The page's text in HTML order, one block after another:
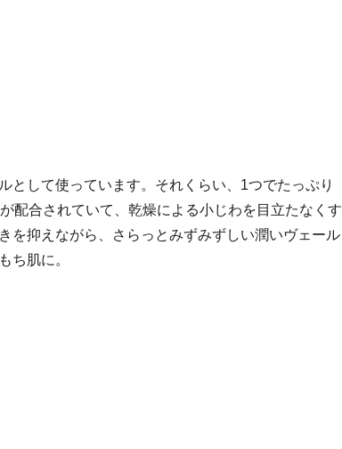
として使っています。それくらい、1つでたっぷり
配合されていて、乾燥による小じわを目立たなくす
を抑えながら、さらっとみずみずしい潤いヴェール
ち肌に。